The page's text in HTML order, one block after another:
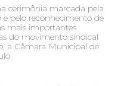
cerimônia marcada pela
e pelo reconhecimento de
mais importantes
do movimento sindical
a Câmara Municipal de